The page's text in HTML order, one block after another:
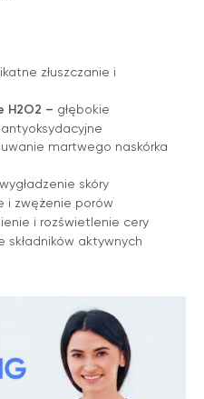
złuszczanie i
H2O2 – głębokie
martwego naskórka
skóry
i zwężenie porów
i rozświetlenie cery
składników aktywnych